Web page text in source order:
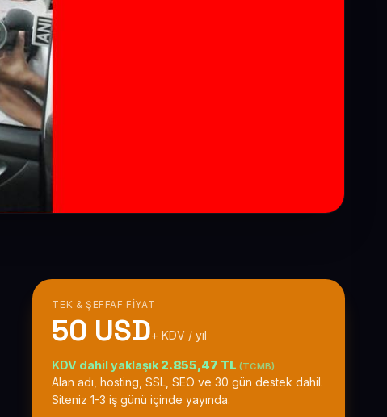
TEK & ŞEFFAF FIYAT
50 USD+ KDV / yıl
KDV dahil yaklaşık 2.855,47 TL (TCMB)
Alan adı, hosting, SSL, SEO ve 30 gün destek dahil.
Siteniz 1-3 iş günü içinde yayında.